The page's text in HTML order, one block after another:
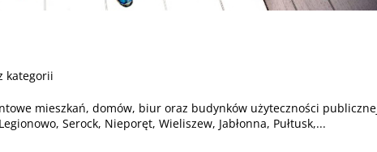
kategorii
domów, biur oraz budynków użyteczności
Serock, Nieporęt, Wieliszew, Jabłonna, Pułtusk,...